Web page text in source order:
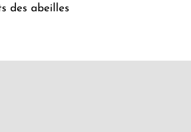
des abeilles